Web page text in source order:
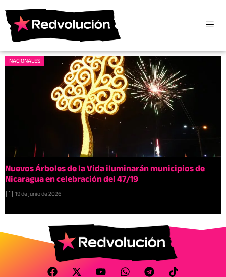
NACIONALES
Nuevos Árboles de la Vida iluminarán municipios de
Nicaragua en celebración del 47/19
19 de junio de 2026